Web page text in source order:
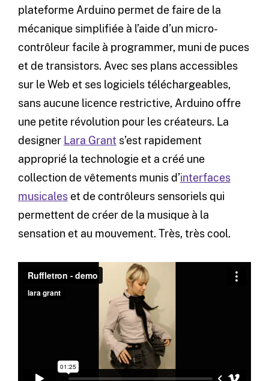
plateforme Arduino permet de faire de la
mécanique simplifiée à l’aide d’un micro-
contrôleur facile à programmer, muni de puces
et de transistors. Avec ses plans accessibles
sur le Web et ses logiciels téléchargeables,
sans aucune licence restrictive, Arduino offre
une petite révolution pour les créateurs. La
designer Lara Grant s’est rapidement
approprié la technologie et a créé une
collection de vêtements munis d’interfaces
musicaleset de contrôleurs sensoriels qui
permettent de créer de la musique à la
sensation et au mouvement. Très, très cool.